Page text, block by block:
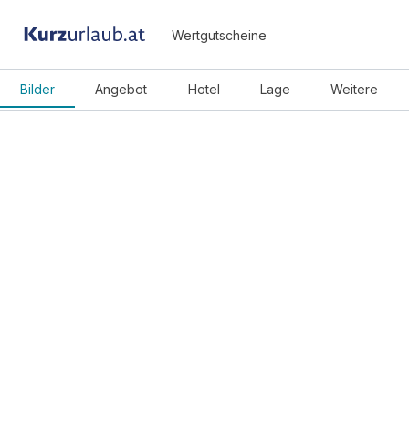
Wertgutscheine
Bilder Angebot Hotel Lage Weitere